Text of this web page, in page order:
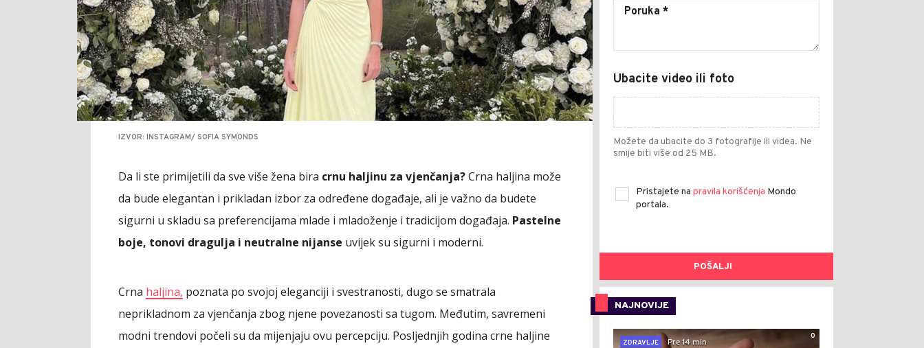
IZVOR: INSTAGRAM/ SOFIA SYMONDS
Da li ste primijetili da sve više žena bira crnu haljinu za vjenčanja?Crna haljina može
da bude elegantan i prikladan izbor za određene događaje, ali je važno da budete
sigurni u skladu sa preferencijama mlade i mladoženje i tradicijom događaja. Pastelne
boje, tonovi dragulja i neutralne nijanse uvijek su sigurni i moderni.
Crna haljina, poznata po svojoj eleganciji i svestranosti, dugo se smatrala
neprikladnom za vjenčanja zbog njene povezanosti sa tugom. Međutim, savremeni
modni trendovi počeli su da mijenjaju ovu percepciju. Posljednjih godina crne haljine
Ubacite video ili foto
Možete da ubacite do 3 fotografije ili videa. Ne
smije biti više od 25 MB.
Pristajete na pravila korišćenja Mondo
portala.
POŠALJI
NAJNOVIJE
0
ZDRAVLJE
Pre 14 min